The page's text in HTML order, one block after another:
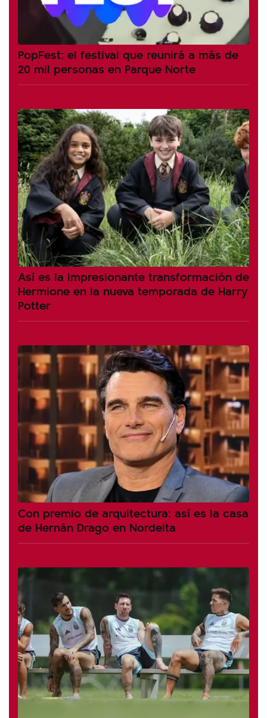
PopFest: el festival que reunirá a más de
20 mil personas en Parque Norte
Así es la impresionante transformación de
Hermione en la nueva temporada de Harry
Potter
Con premio de arquitectura: así es la casa
de Hernán Drago en Nordelta